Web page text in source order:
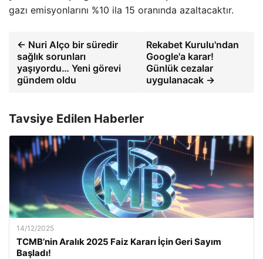
gazı emisyonlarını %10 ila 15 oranında azaltacaktır.
← Nuri Alço bir süredir
sağlık sorunları
yaşıyordu… Yeni görevi
gündem oldu
Rekabet Kurulu'ndan
Google'a karar!
Günlük cezalar
uygulanacak →
Tavsiye Edilen Haberler
14/12/2025
TCMB’nin Aralık 2025 Faiz Kararı İçin Geri Sayım
Başladı!